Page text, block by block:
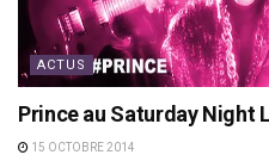
ACTUS
Prince au Saturday Night
15 OCTOBRE 2014